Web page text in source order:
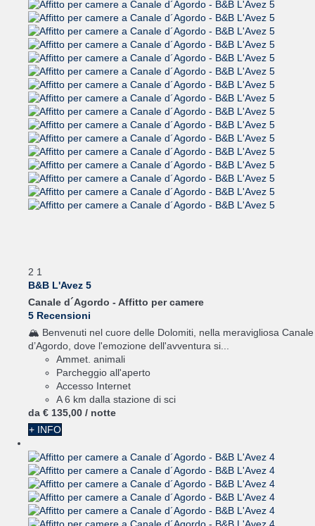
2 1
B&B L'Avez 5
Canale d´Agordo - Affitto per camere
5 Recensioni
🏔️ Benvenuti nel cuore delle Dolomiti, nella meravigliosa Canale
d’Agordo, dove l'emozione dell'avventura si...
Ammet. animali
Parcheggio all'aperto
Accesso Internet
A 6 km dalla stazione di sci
da € 135,00 / notte
+ INFO